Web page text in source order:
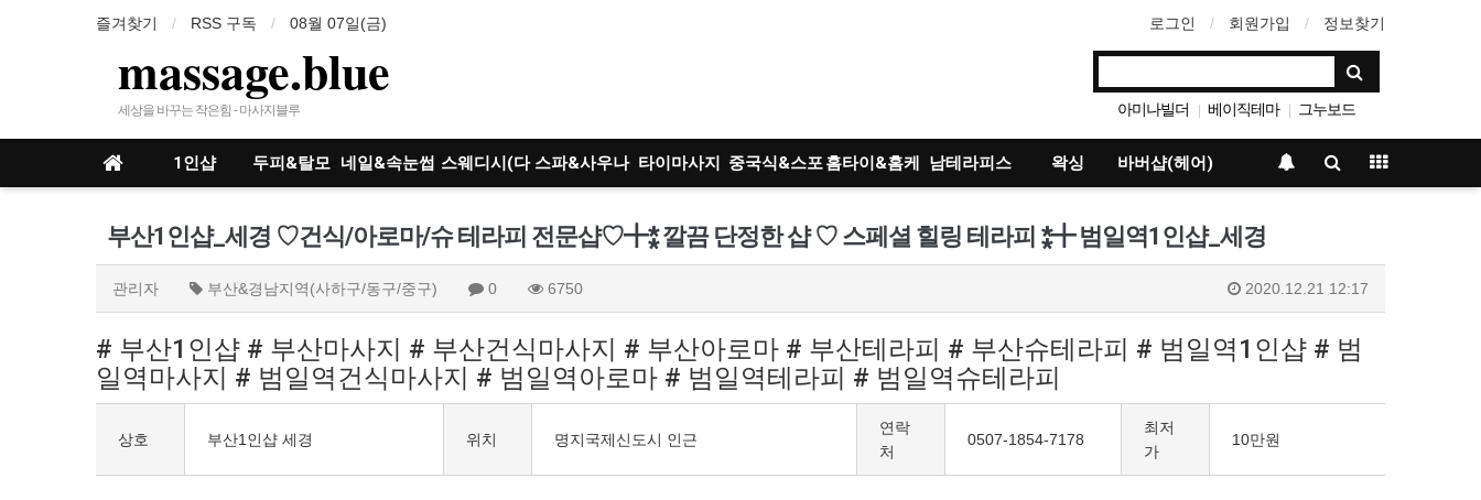
즐겨찾기 RSS 구독 08월 07일(금) 로그인 회원가입 정보찾기
massage.blue
세상을 바꾸는 작은힘 - 마사지블루 아미나빌더 베이직테마 그누보드
| 영카트
1인샵 두피&탈모 네일&속눈썹 스웨디시(다 스파&사우나 타이마사지 중국식&스포홈타이&홈케 남테라피스 왁싱 바버샵(헤어)
부산1인샵_세경 ♡건식/아로마/슈 테라피 전문샵♡╋⁑ 깔끔 단정한 샵 ♡ 스페셜 힐링 테라피 ⁑╋ 범일역1인샵_세경
관리자 부산&경남지역(사하구/동구/중구) 0 6750 2020.12.21 12:17
# 부산1인샵 # 부산마사지 # 부산건식마사지 # 부산아로마 # 부산테라피 # 부산슈테라피 # 범일역1인샵 # 범
일역마사지 # 범일역건식마사지 # 범일역아로마 # 범일역테라피 # 범일역슈테라피
상호 부산1인샵 세경 위치 명지국제신도시 인근
연락
처
0507-1854-7178
최저
가
10만원